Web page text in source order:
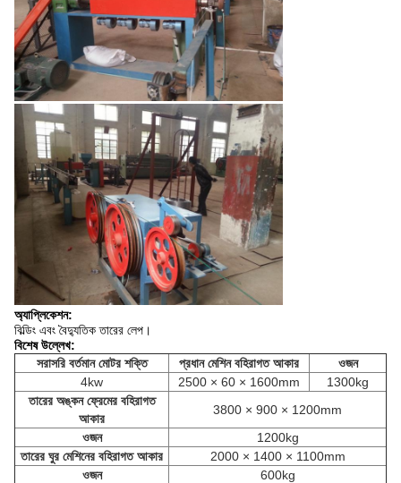
অ্যাপ্লিকেশন:
বিল্ডিং এবং বৈদ্যুতিক তারের লেপ।
বিশেষ উল্লেখ:
সরাসরি বর্তমান মোটর শক্তি
প্রধান মেশিন বহিরাগত আকার
ওজন
4kw
2500 × 60 × 1600mm
1300kg
তারের অঙ্কন ফ্রেমের বহিরাগত
আকার
3800 × 900 × 1200mm
ওজন
1200kg
তারের ঘুর মেশিনের বহিরাগত আকার
2000 × 1400 × 1100mm
ওজন
600kg